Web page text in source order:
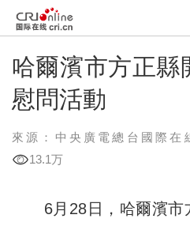
哈爾濱市方正縣
慰問活動
來源：中央廣電總台國際在
13.1万
6月28日 ， 哈爾濱市